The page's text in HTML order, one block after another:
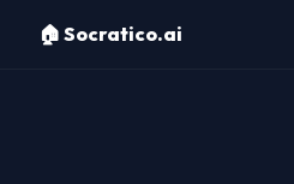
🏠 Socratico.ai